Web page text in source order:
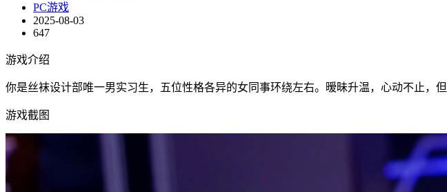
PC游戏
2025-08-03
647
游戏介绍
你是丝袜设计部唯一男实习生，五位性格各异的女同事环绕左右。暧昧升温，心动不止
游戏截图